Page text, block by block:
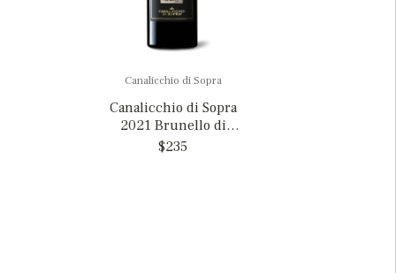
Canalicchio di Sopra
Canalicchio di Sopra
2021 Brunello di
Montalcino, Italy
$235